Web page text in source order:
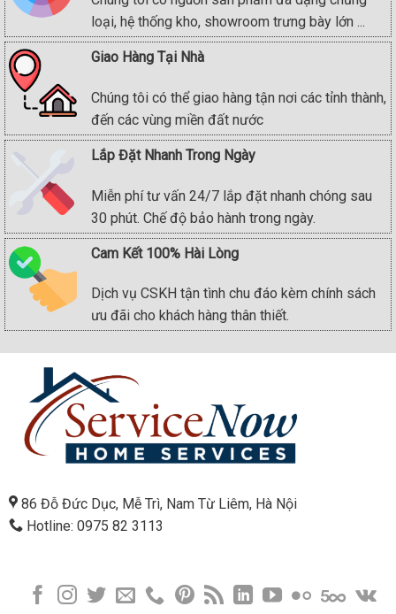
loại, hệ thống kho, showroom trưng bày lớn ...
Giao Hàng Tại Nhà
Chúng tôi có thể giao hàng tận nơi các tỉnh thành,
đến các vùng miền đất nước
Lắp Đặt Nhanh Trong Ngày
Miễn phí tư vấn 24/7 lắp đặt nhanh chóng sau
30 phút. Chế độ bảo hành trong ngày.
Cam Kết 100% Hài Lòng
Dịch vụ CSKH tận tình chu đáo kèm chính sách
ưu đãi cho khách hàng thân thiết.
86 Đỗ Đức Dục, Mễ Trì, Nam Từ Liêm, Hà Nội
Hotline: 0975 82 3113